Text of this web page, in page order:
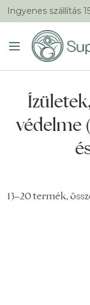
Ingyenes szállítás
védelme
13–20 termék,